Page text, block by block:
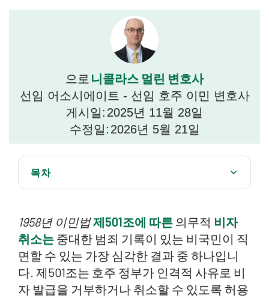
으로 니콜라스 멀린 변호사
선임 어소시에이트 - 선임 호주 이민 변호사
게시일: 2025년 11월 28일
수정일: 2026년 5월 21일
목차
‘중대한 범죄 기록’의 정의
취소 검토 의향 통지서(NOICC)
결정에 대한 도전: 실체적 심사 대 사법적 심사
사법심사 범위
1958년 이민법제501조에 따른 의무적 비자
취소는 중대한 범죄 기록이 있는 비국민이 직
면할 수 있는 가장 심각한 결과 중 하나입니
다. 제501조는 호주 정부가 인격적 사유로 비
자 발급을 거부하거나 취소할 수 있도록 허용